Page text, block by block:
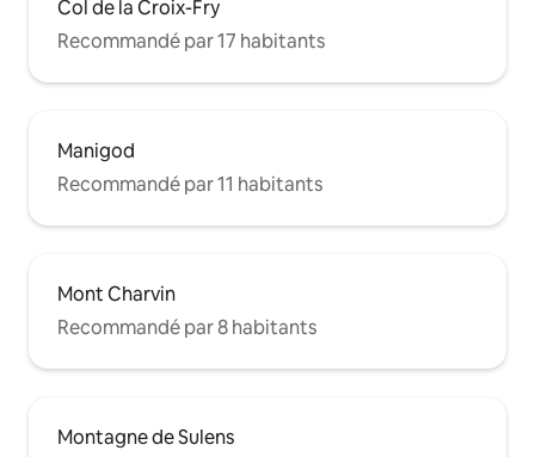
Col de la Croix-Fry
Recommandé par 17 habitants
Manigod
Recommandé par 11 habitants
Mont Charvin
Recommandé par 8 habitants
Montagne de Sulens